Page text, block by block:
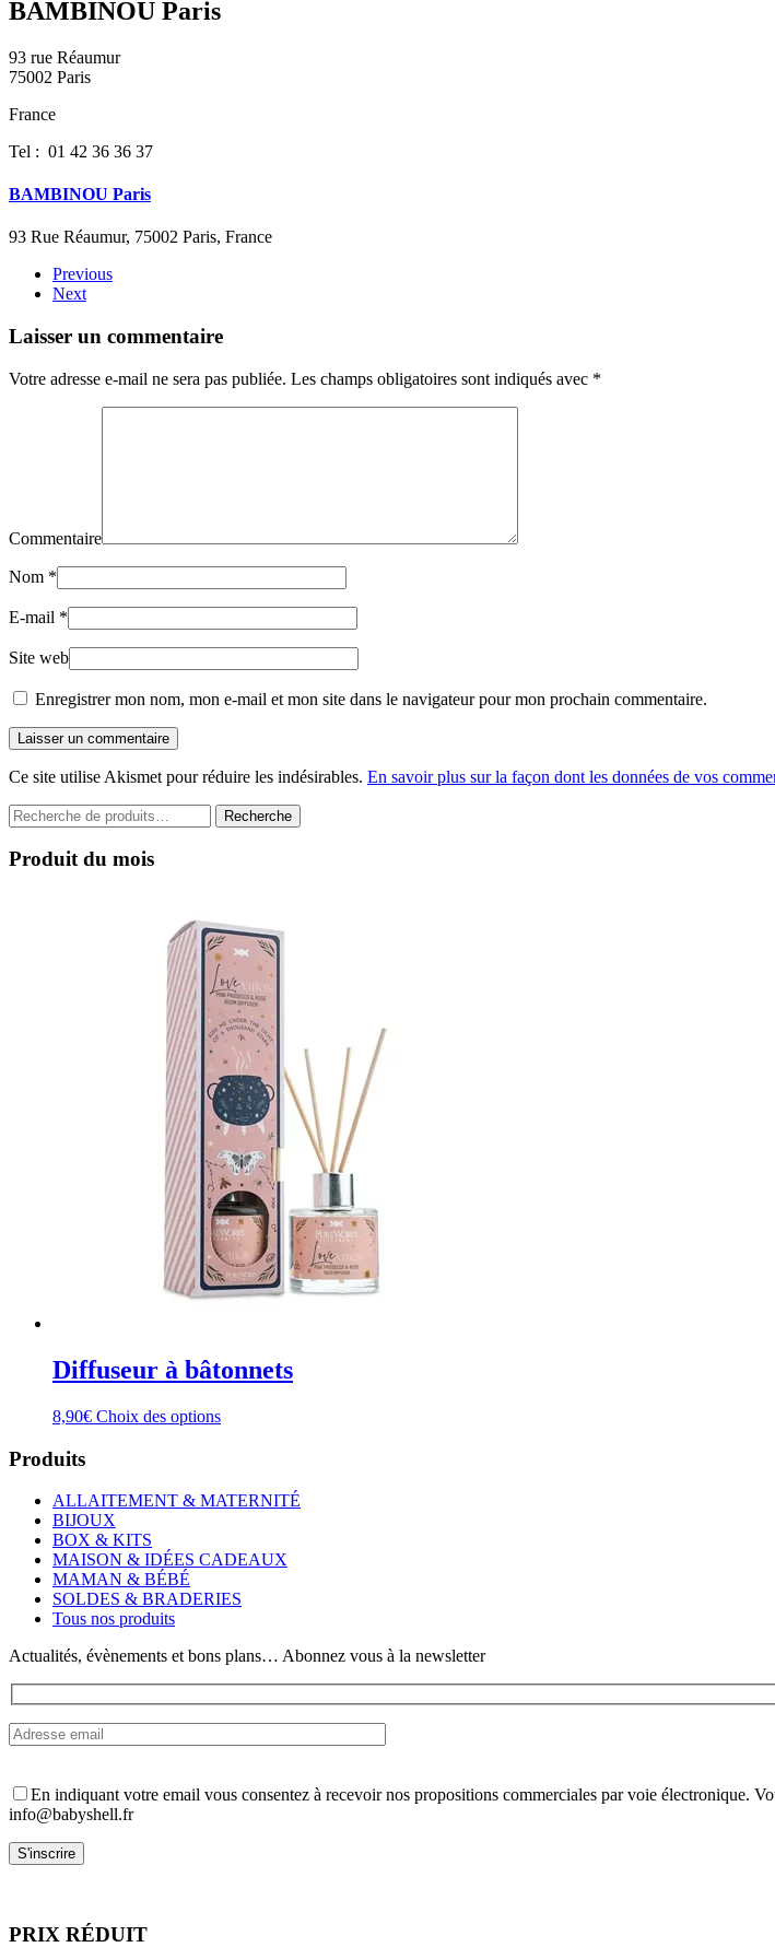
BAMBINOU Paris
93 rue Réaumur
75002 Paris
France
Tel : 01 42 36 36 37
BAMBINOU Paris
93 Rue Réaumur, 75002 Paris, France
Previous
Next
Laisser un commentaire
Votre adresse e-mail ne sera pas publiée. Les champs obligatoires sont indiqués avec *
Commentaire
Nom *
E-mail *
Site web
Enregistrer mon nom, mon e-mail et mon site dans le navigateur pour mon prochain commentaire.
Laisser un commentaire
Ce site utilise Akismet pour réduire les indésirables. En savoir plus sur la façon dont les données de vos
Recherche
pour :
Recherche
Produit du mois
Diffuseur à bâtonnets
8,90€ Choix des optionsCe
variations.
Les
peuvent
être
choisies
sur
page
du
produit
Produits
ALLAITEMENT & MATERNITÉ
BIJOUX
BOX & KITS
MAISON & IDÉES CADEAUX
MAMAN & BÉBÉ
SOLDES & BRADERIES
Tous nos produits
Actualités, évènements et bons plans… Abonnez vous à la newsletter
En indiquant votre email vous consentez à recevoir nos propositions commerciales par voie électronique.
info@babyshell.fr
PRIX RÉDUIT